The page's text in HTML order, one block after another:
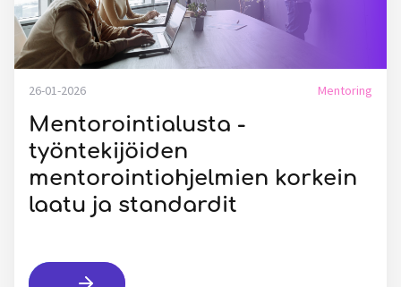
26-01-2026 Mentoring
Mentorointialusta -
työntekijöiden
mentorointiohjelmien korkein
laatu ja standardit